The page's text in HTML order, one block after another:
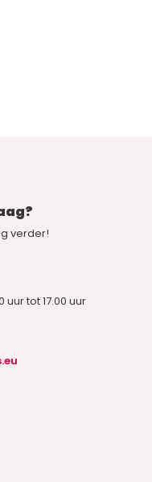
verder!
tot 17.00 uur